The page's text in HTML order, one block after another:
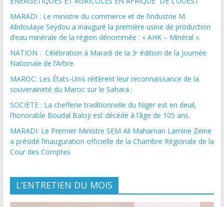
MARADI : Le ministre du commerce et de l’industrie M.
Abdoulaye Seydou a inauguré la première usine de production
d’eau minérale de la région dénommée : « AHK – Minéral ».
NATION : Célébration à Maradi de la 3ᵉ édition de la Journée
Nationale de l’Arbre
MAROC: Les États-Unis réitèrent leur reconnaissance de la
souveraineté du Maroc sur le Sahara :
SOCIETE : La chefferie traditionnelle du Niger est en deuil,
l’honorable Boudal Baloji est décédé à l’âge de 105 ans.
MARADI: Le Premier Ministre SEM Ali Mahaman Lamine Zeine
a présidé l’inauguration officielle de la Chambre Régionale de la
Cour des Comptes
L’ENTRETIEN DU MOIS